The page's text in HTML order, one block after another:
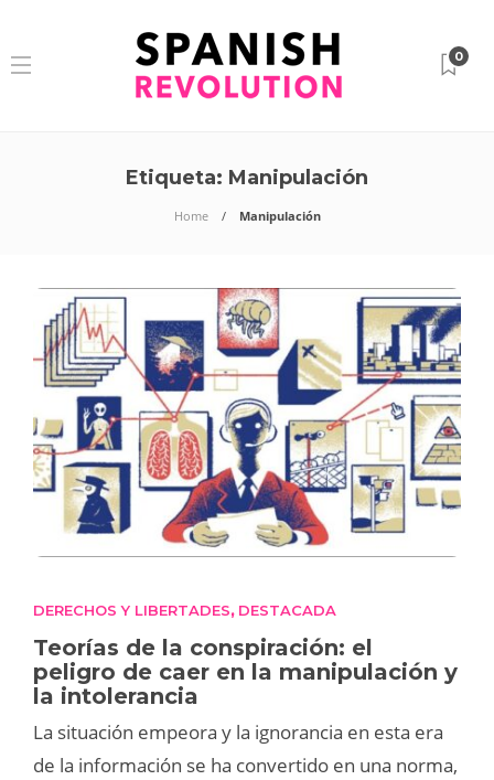
0
Etiqueta: Manipulación
Home Manipulación
DERECHOS Y LIBERTADES, DESTACADA
Teorías de la conspiración: el
peligro de caer en la manipulación y
la intolerancia
La situación empeora y la ignorancia en esta era
de la información se ha convertido en una norma,